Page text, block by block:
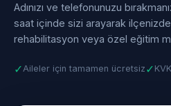
Adınızı ve telefonunuzu
saat içinde sizi arayarak
rehabilitasyon veya özel eğitim
✓Aileler için tamamen ücretsiz ✓